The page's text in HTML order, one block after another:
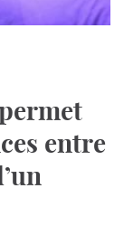
entre